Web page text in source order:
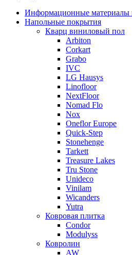
Информационные материалы
Напольные покрытия
Кварц виниловый пол
Arbiton
Corkart
Grabo
IVC
LG Hausys
Linofloor
NextFloor
Nomad Flo
Nox
Oneflor Europe
Quick-Step
Stonehenge
Tarkett
Treasure Lakes
Tru Stone
Unideco
Vinilam
Wicanders
Yutra
Ковровая плитка
Condor
Modulyss
Ковролин
AW